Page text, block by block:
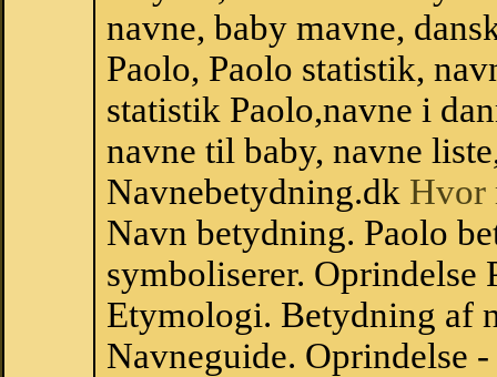
navne, baby mavne,
Paolo, Paolo statistik,
statistik Paolo,navne i
navne til baby, navne
Navnebetydning.dk Hvor
Navn betydning. Paolo
symboliserer. Oprindelse
Etymologi. Betydning af
Navneguide. Oprindelse